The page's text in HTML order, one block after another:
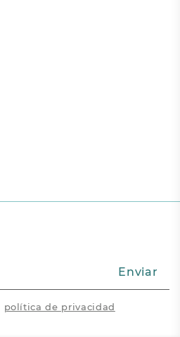
Enviar
política de privacidad